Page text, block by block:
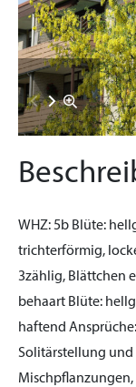
WHZ:5b Blüte:
trichterförmig,
3zählig, Blättchen
behaart Blüte:
haftend Ansprüche:
Solitärstellung und
Mischpflanzungen,